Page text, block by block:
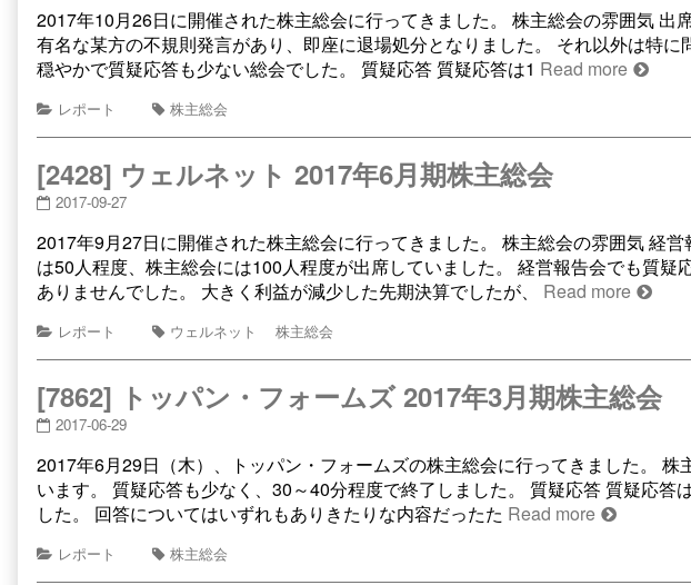
2017年10月26日に開催された株主総会に行ってきました。 株主総会の雰囲気 出
有名な某方の不規則発言があり、即座に退場処分となりました。 それ以外は特
穏やかで質疑応答も少ない総会でした。 質疑応答 質疑応答は1 Read more
レポート 株主総会
[2428] ウェルネット 2017年6月期株主総会
2017-09-27
2017年9月27日に開催された株主総会に行ってきました。 株主総会の雰囲気 経
は50人程度、株主総会には100人程度が出席していました。 経営報告会でも質疑
ありませんでした。 大きく利益が減少した先期決算でしたが、 Read more
レポート ウェルネット 株主総会
[7862] トッパン・フォームズ 2017年3月期株主総会
2017-06-29
2017年6月29日（木）、トッパン・フォームズの株主総会に行ってきました。
います。 質疑応答も少なく、30～40分程度で終了しました。 質疑応答 質疑応
した。 回答についてはいずれもありきたりな内容だったた Read more
レポート 株主総会